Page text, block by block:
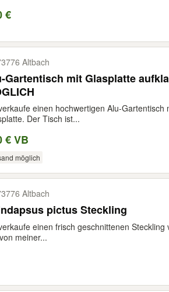
€
Altbach
Gartentisch mit Glasplatte
einen hochwertigen Alu-Gartentisch
Der Tisch ist...
€ VB
möglich
Altbach
pictus Steckling
einen frisch geschnittenen Steckling
meiner...